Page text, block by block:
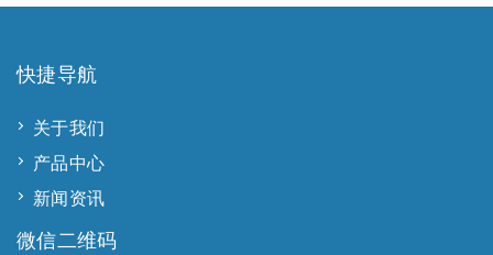
快捷导航
关于我们
产品中心
新闻资讯
微信二维码